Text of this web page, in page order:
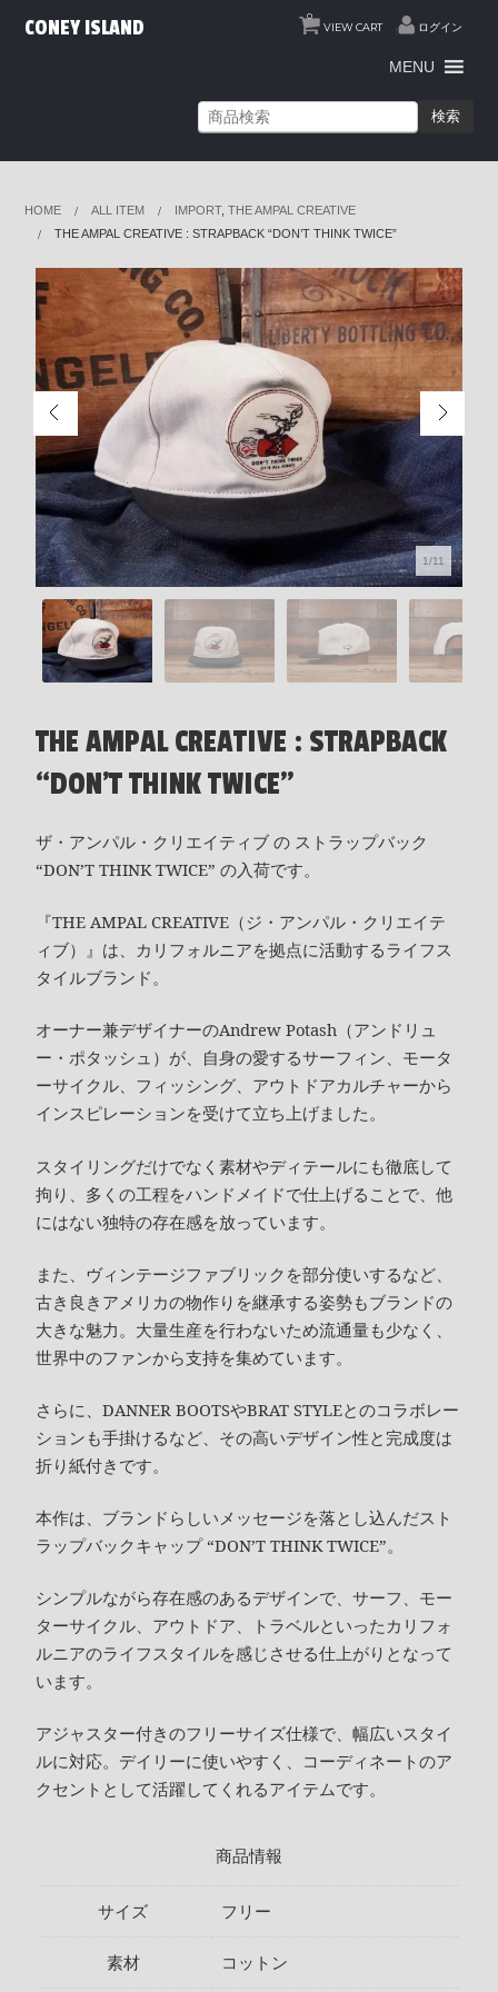
VIEW CART
0
ログイン
CONEY ISLAND
MENU
検索
HOME ALL ITEM IMPORT,THE AMPAL CREATIVE
THE AMPAL CREATIVE : STRAPBACK “DON’T THINK TWICE”
1/11
THE AMPAL CREATIVE : STRAPBACK
“DON’T THINK TWICE”
ザ・アンパル・クリエイティブ の ストラップバック
“DON’T THINK TWICE” の入荷です。
『THE AMPAL CREATIVE（ジ・アンパル・クリエイテ
ィブ）』は、カリフォルニアを拠点に活動するライフス
タイルブランド。
オーナー兼デザイナーのAndrew Potash（アンドリュ
ー・ポタッシュ）が、自身の愛するサーフィン、モータ
ーサイクル、フィッシング、アウトドアカルチャーから
インスピレーションを受けて立ち上げました。
スタイリングだけでなく素材やディテールにも徹底して
拘り、多くの工程をハンドメイドで仕上げることで、他
にはない独特の存在感を放っています。
また、ヴィンテージファブリックを部分使いするなど、
古き良きアメリカの物作りを継承する姿勢もブランドの
大きな魅力。大量生産を行わないため流通量も少なく、
世界中のファンから支持を集めています。
さらに、DANNER BOOTSやBRAT STYLEとのコラボレー
ションも手掛けるなど、その高いデザイン性と完成度は
折り紙付きです。
本作は、ブランドらしいメッセージを落とし込んだスト
ラップバックキャップ “DON’T THINK TWICE”。
シンプルながら存在感のあるデザインで、サーフ、モー
ターサイクル、アウトドア、トラベルといったカリフォ
ルニアのライフスタイルを感じさせる仕上がりとなって
います。
アジャスター付きのフリーサイズ仕様で、幅広いスタイ
ルに対応。デイリーに使いやすく、コーディネートのア
クセントとして活躍してくれるアイテムです。
商品情報
サイズ フリー
素材 コットン